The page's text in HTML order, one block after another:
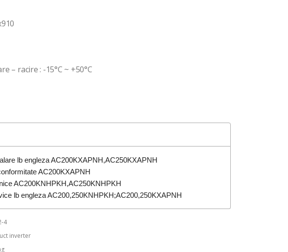
– racire : -15°C ~ +50°C
lb engleza AC200KXAPNH,AC250KXAPNH
AC200KXAPNH
AC200KNHPKH,AC250KNHPKH
lb engleza AC200,250KNHPKH;AC200,250KXAPNH
4
inverter